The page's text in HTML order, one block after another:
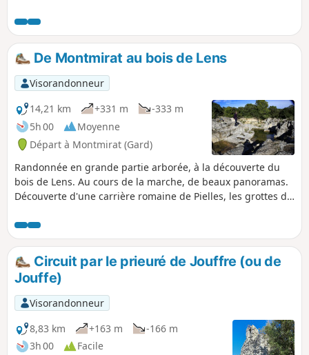
donnera aussi un aperçu du village, de
ses ruelles anciennes et de son château.
De Montmirat au bois de Lens
Visorandonneur
14,21 km
+331 m
-333 m
5h 00
Moyenne
Départ à Montmirat (Gard)
Randonnée en grande partie arborée, à la découverte du
bois de Lens. Au cours de la marche, de beaux panoramas.
Découverte d'une carrière romaine de Pielles, les grottes de
Neandertal), le sanctuaire pré-romain de Mabousquet (1e
siècle avant JC), l'abbaye clunisienne de Jouffre (3e siècle), le
Castellas de Montmirat (11e siècle). En cas de fortes pluies
récentes, voir dans les infos pratiques.
Circuit par le prieuré de Jouffre (ou de
Jouffe)
Visorandonneur
8,83 km
+163 m
-166 m
3h 00
Facile